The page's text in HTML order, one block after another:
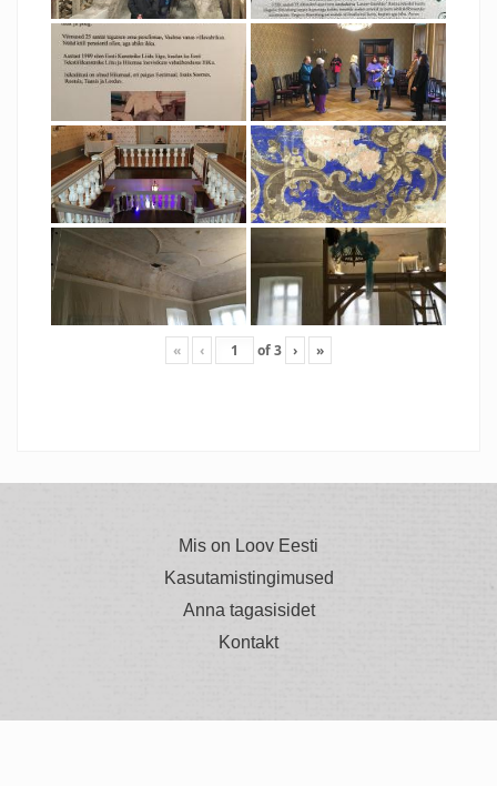
« ‹ of3 › »
Mis on Loov Eesti
Kasutamistingimused
Anna tagasisidet
Kontakt